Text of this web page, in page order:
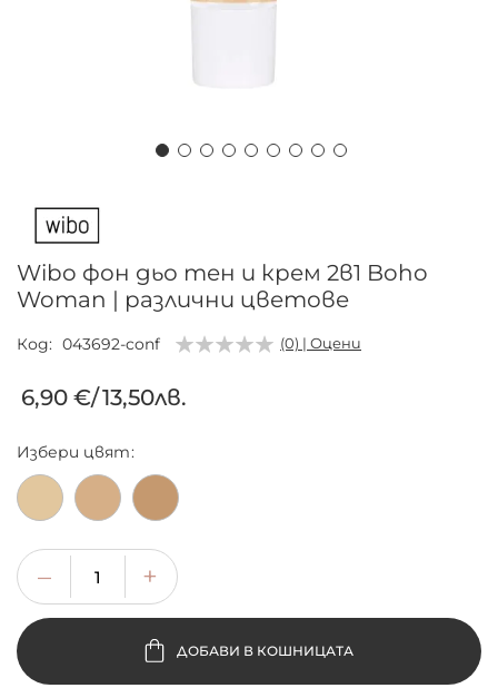
към
началото
галерия
със
снимки
Wibo фон дьо тен и крем 2в1 Boho
Woman | различни цветове
Код 043692-conf (0) | Оцени
6,90 €/13,50лв.
Избери цвят
ДОБАВИ В КОШНИЦАТА